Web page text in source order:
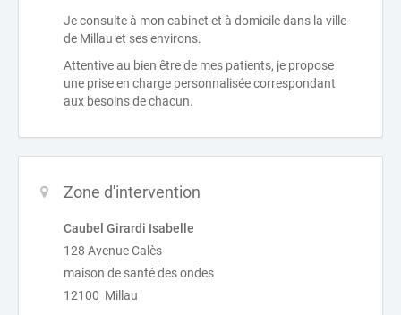
Je consulte à mon cabinet et à domicile dans la ville
de Millau et ses environs.
Attentive au bien être de mes patients, je propose
une prise en charge personnalisée correspondant
aux besoins de chacun.
Zone d'intervention
Caubel Girardi Isabelle
128 Avenue Calès
maison de santé des ondes
12100 Millau